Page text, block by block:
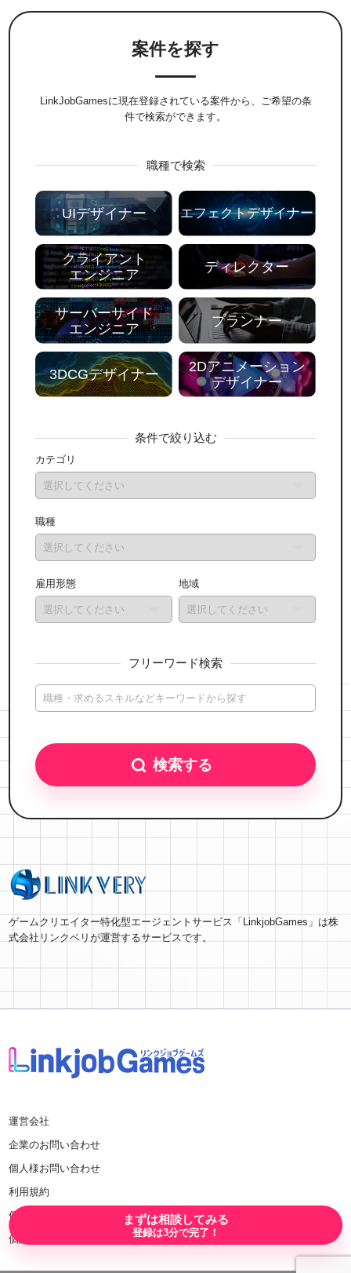
まずは相談してみる
登録は3分で完了！
案件を探す
LinkJobGamesに現在登録されている案件から、ご希望の条
件で検索ができます。
職種で検索
UIデザイナー
クライアント
エンジニア
サーバーサイド
エンジニア
3DCGデザイナー
エフェクトデザイナー
ディレクター
プランナー
2Dアニメーション
デザイナー
条件で絞り込む
カテゴリ
職種
雇用形態 地域
フリーワード検索
ゲームクリエイター特化型エージェントサービス「LinkjobGames」は株
式会社リンクベリが運営するサービスです。
運営会社
企業のお問い合わせ
個人様お問い合わせ
利用規約
個人情報のお取り扱い
個人情報保護方針